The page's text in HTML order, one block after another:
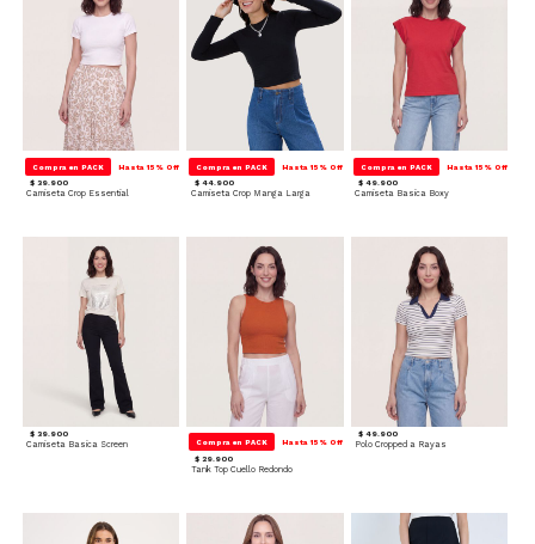
Compra en PACK Hasta 15% Off
$ 39.900
Camiseta Crop Essential
Compra en PACK Hasta 15% Off
$ 44.900
Camiseta Crop Manga Larga
Compra en PACK Hasta 15% Off
$ 49.900
Camiseta Basica Boxy
$ 39.900
Camiseta Basica Screen Compra en PACK Hasta 15% Off
$ 29.900
Tank Top Cuello Redondo
$ 49.900
Polo Cropped a Rayas